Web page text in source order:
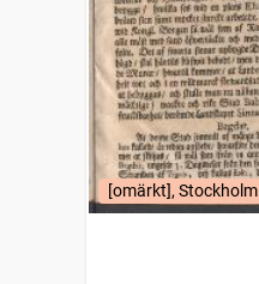
[omärkt], Stockholm